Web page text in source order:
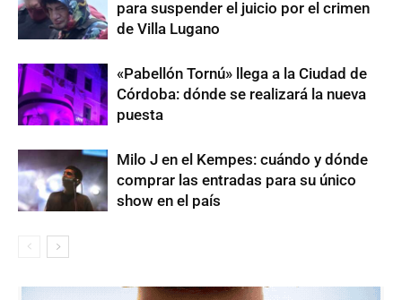
para suspender el juicio por el crimen
de Villa Lugano
«Pabellón Tornú» llega a la Ciudad de
Córdoba: dónde se realizará la nueva
puesta
Milo J en el Kempes: cuándo y dónde
comprar las entradas para su único
show en el país